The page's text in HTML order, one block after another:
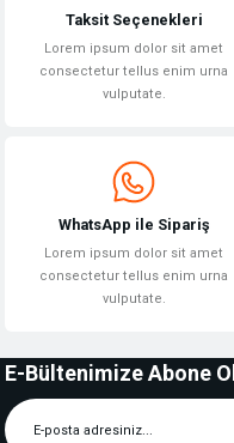
Taksit Seçenekleri
Lorem ipsum dolor sit amet
consectetur tellus enim urna
vulputate.
WhatsApp ile Sipariş
Lorem ipsum dolor sit amet
consectetur tellus enim urna
vulputate.
E-Bültenimize Abone